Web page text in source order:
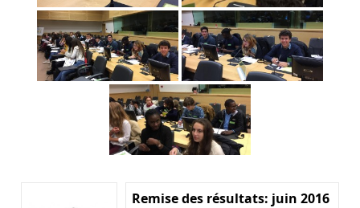
Remise des résultats: juin 2016